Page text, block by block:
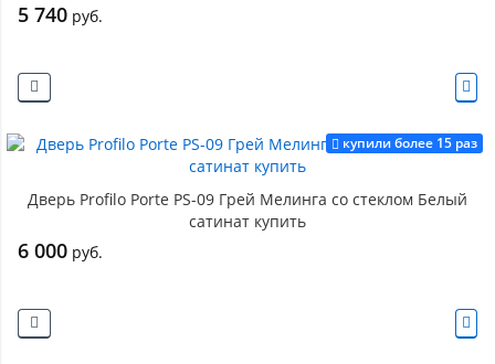
5 740 руб.
купили более 15 раз
Дверь Profilo Porte PS-09 Грей Мелинга со стеклом Белый
сатинат купить
6 000 руб.